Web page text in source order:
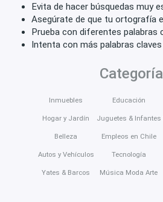
Evita de hacer búsquedas muy
Asegúrate de que tu ortografía
Prueba con diferentes palabras
Intenta con más palabras claves
Inmuebles
Hogar y Jardín
Belleza
Autos y Vehículos
Yates & Barcos
Educación
Juguetes & Infantes
Empleos en Chile
Tecnología
Música Moda Arte